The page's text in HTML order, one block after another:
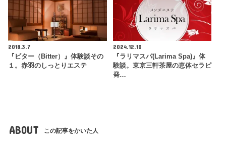
2018.3.7
『ビター（Bitter）』体験談その
１。赤羽のしっとりエステ
2024.12.10
『ラリマスパ(Larima Spa)』体
験談。東京三軒茶屋の恵体セラピ
発…
ABOUT この記事をかいた人